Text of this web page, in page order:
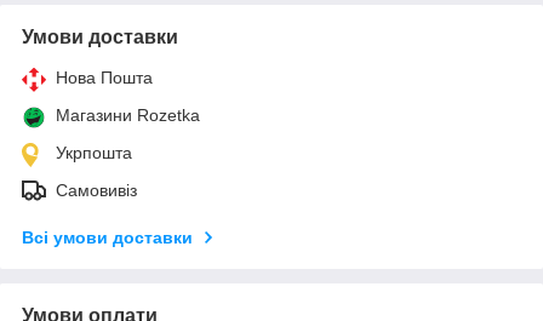
Умови доставки
Нова Пошта
Магазини Rozetka
Укрпошта
Самовивіз
Всі умови доставки
Умови оплати